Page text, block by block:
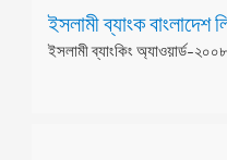
ইসলামী ব্যাংক বাংলাদেশ
ইসলামী ব্যাংকিং অ্যাওয়ার্ড-২০০৮